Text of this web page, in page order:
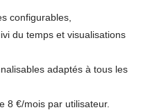
configurables,
du temps et visualisations
adaptés à tous les
8 €/mois par utilisateur.